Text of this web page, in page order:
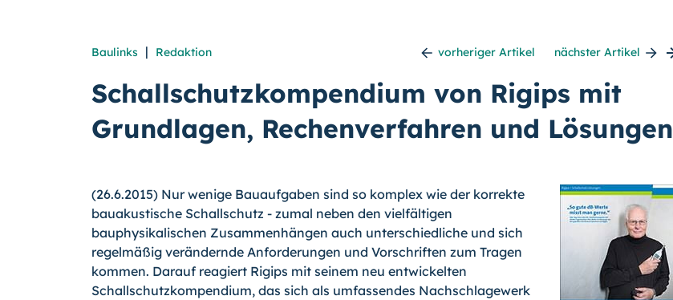
Baulinks | Redaktion vorheriger Artikel nächster Artikel
Schallschutzkompendium von Rigips mit
Grundlagen, Rechenverfahren und Lösungen
(26.6.2015) Nur wenige Bauaufgaben sind so komplex wie der korrekte
bauakustische Schallschutz - zumal neben den vielfäl­tigen
bauphysikalischen Zusammenhängen auch unterschied­liche und sich
regelmäßig verändernde Anforderungen und Vor­schriften zum Tragen
kommen. Darauf reagiert Rigips mit sei­nem neu entwickelten
Schallschutzkompendium, das sich als umfassendes Nachschlagewerk